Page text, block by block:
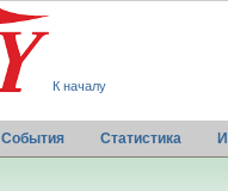
К началу
События Статистика